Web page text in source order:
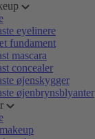
eyelinere
fundament
mascara
concealer
øjenskygger
øjenbrynsblyanter